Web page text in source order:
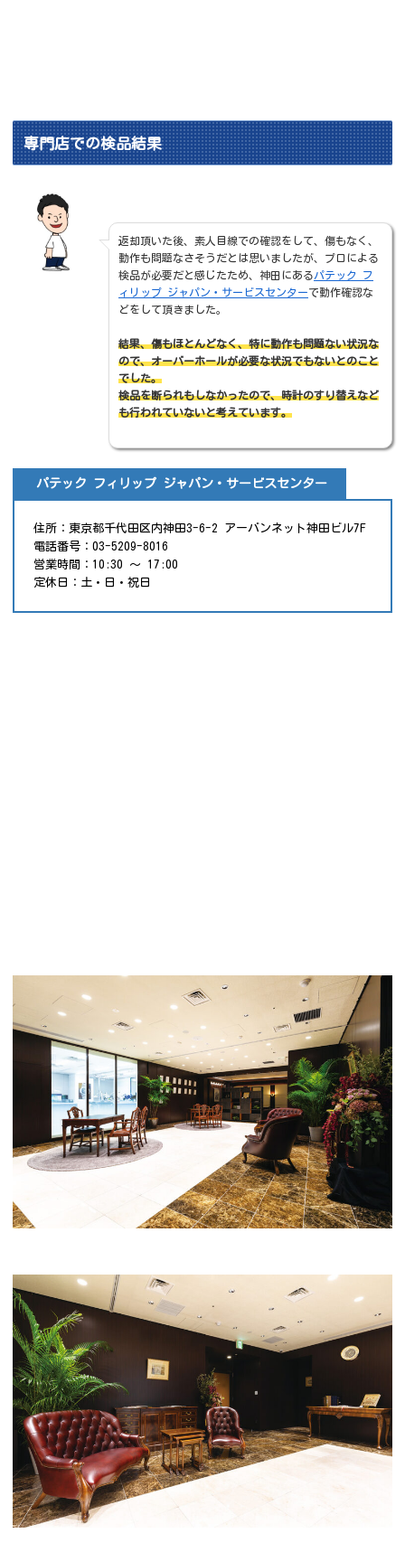
専門店での検品結果
返却頂いた後、素人目線での確認をして、傷もなく、
動作も問題なさそうだとは思いましたが、プロによる
検品が必要だと感じたため、神田にあるパテック フ
ィリップ ジャパン・サービスセンターで動作確認な
どをして頂きました。
結果、傷もほとんどなく、特に動作も問題ない状況な
ので、オーバーホールが必要な状況でもないとのこと
でした。
検品を断られもしなかったので、時計のすり替えなど
も行われていないと考えています。
パテック フィリップ ジャパン・サービスセンター
住所：東京都千代田区内神田3-6-2 アーバンネット神田ビル7F
電話番号：03-5209-8016
営業時間：10:30 ～ 17:00
定休日：土・日・祝日